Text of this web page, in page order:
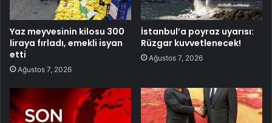
Yaz meyvesinin kilosu 300
liraya fırladı, emekli isyan
etti
Ağustos 7, 2026
İstanbul’a poyraz uyarısı:
Rüzgar kuvvetlenecek!
Ağustos 7, 2026